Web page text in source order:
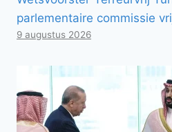
parlementaire commissie
9 augustus 2026